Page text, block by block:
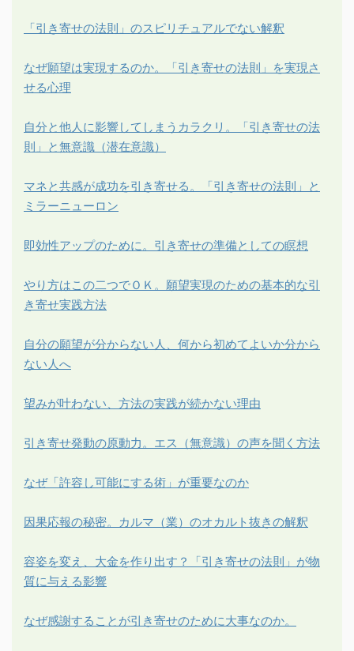
「引き寄せの法則」のスピリチュアルでない解釈
なぜ願望は実現するのか。「引き寄せの法則」を実現さ
せる心理
自分と他人に影響してしまうカラクリ。「引き寄せの法
則」と無意識（潜在意識）
マネと共感が成功を引き寄せる。「引き寄せの法則」と
ミラーニューロン
即効性アップのために。引き寄せの準備としての瞑想
やり方はこの二つでＯＫ。願望実現のための基本的な引
き寄せ実践方法
自分の願望が分からない人、何から初めてよいか分から
ない人へ
望みが叶わない、方法の実践が続かない理由
引き寄せ発動の原動力。エス（無意識）の声を聞く方法
なぜ「許容し可能にする術」が重要なのか
因果応報の秘密。カルマ（業）のオカルト抜きの解釈
容姿を変え、大金を作り出す？「引き寄せの法則」が物
質に与える影響
なぜ感謝することが引き寄せのために大事なのか。